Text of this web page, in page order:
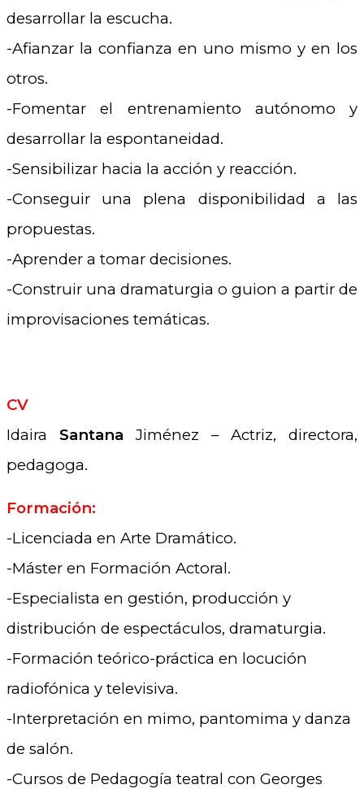
desarrollar la escucha.
-Afianzar la confianza en uno mismo y en los
otros.
-Fomentar el entrenamiento autónomo y
desarrollar la espontaneidad.
-Sensibilizar hacia la acción y reacción.
-Conseguir una plena disponibilidad a las
propuestas.
-Aprender a tomar decisiones.
-Construir una dramaturgia o guion a partir de
improvisaciones temáticas.
CV
Idaira Santana Jiménez – Actriz, directora,
pedagoga.
Formación:
-Licenciada en Arte Dramático.
-Máster en Formación Actoral.
-Especialista en gestión, producción y
distribución de espectáculos, dramaturgia.
-Formación teórico-práctica en locución
radiofónica y televisiva.
-Interpretación en mimo, pantomima y danza
de salón.
-Cursos de Pedagogía teatral con Georges